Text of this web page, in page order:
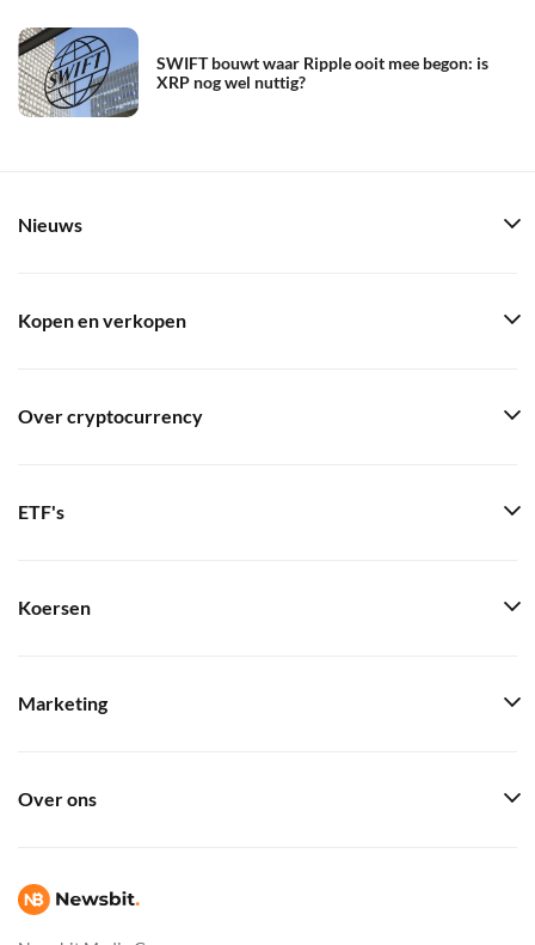
SWIFT bouwt waar Ripple ooit mee begon: is
XRP nog wel nuttig?
Nieuws
Kopen en verkopen
Over cryptocurrency
ETF's
Koersen
Marketing
Over ons